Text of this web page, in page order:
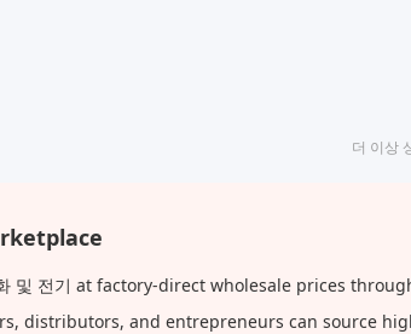
더 이상
및 전기 at factory-direct wholesale prices
distributors, and entrepreneurs can source